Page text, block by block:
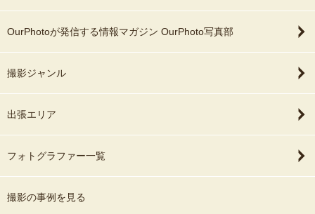
OurPhotoが発信する情報マガジン OurPhoto写真部
撮影ジャンル
出張エリア
フォトグラファー一覧
撮影の事例を見る